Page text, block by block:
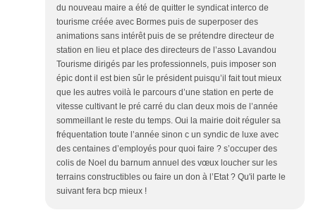
du nouveau maire a été de quitter le syndicat interco de
tourisme créée avec Bormes puis de superposer des
animations sans intérêt puis de se prétendre directeur de
station en lieu et place des directeurs de l’asso Lavandou
Tourisme dirigés par les professionnels, puis imposer son
épic dont il est bien sûr le président puisqu’il fait tout mieux
que les autres voilà le parcours d’une station en perte de
vitesse cultivant le pré carré du clan deux mois de l’année
sommeillant le reste du temps. Oui la mairie doit réguler sa
fréquentation toute l’année sinon c un syndic de luxe avec
des centaines d’employés pour quoi faire ? s’occuper des
colis de Noel du barnum annuel des vœux loucher sur les
terrains constructibles ou faire un don à l’Etat ? Qu'il parte le
suivant fera bcp mieux !